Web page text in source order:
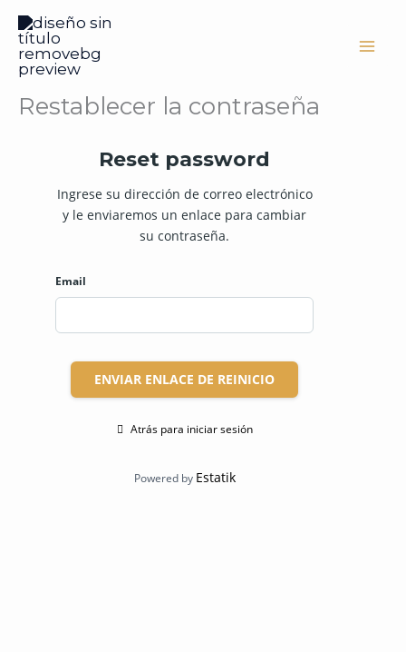
contenido
Restablecer la contraseña
Reset password
Ingrese su dirección de correo electrónico
y le enviaremos un enlace para cambiar
su contraseña.
Email
ENVIAR ENLACE DE REINICIO
Atrás para iniciar sesión
Powered by Estatik